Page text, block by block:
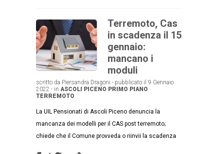
Terremoto, Cas
in scadenza il 15
gennaio:
mancano i
moduli
scritto da Piersandra Dragoni - pubblicato il 9 Gennaio
2022 - in ASCOLI PICENO PRIMO PIANO
TERREMOTO
La UIL Pensionati di Ascoli Piceno denuncia la
mancanza dei modelli per il CAS post terremoto;
chiede che il Comune provveda o riinvii la scadenza